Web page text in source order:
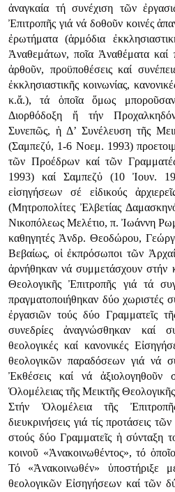
ἀναγκαία τή συνέχιση τῶν
Ἐπιτροπῆς γιά νά δοθοῦν κοινές
ἐρωτήματα (ἁρμόδια
Ἀναθεμάτων, ποῖα Ἀναθέματα
ἀρθοῦν, προϋποθέσεις καί
ἐκκλησιαστικῆς κοινωνίας,
κ.ἄ.), τά ὁποῖα ὅμως
Διορθόδοξη ἤ τήν
Συνεπῶς, ἡ Δ’ Συνέλευση τῆς
(Σαμπεζύ, 1-6 Νοεμ. 1993)
τῶν Προέδρων καί τῶν
1993) καί Σαμπεζὐ (10 Ἰουν.
εἰσηγήσεων σέ εἰδικούς
(Μητροπολίτες Ἐλβετίας
Νικοπόλεως Μελέτιο, π. Ἰωάννη
καθηγητές Ἀνδρ. Θεοδώρου,
Βεβαίως, οἱ ἐκπρόσωποι τῶν
ἀρνήθηκαν νά συμμετάσχουν στήν
Θεολογικῆς Ἐπιτροπῆς γιά τά
πραγματοποιήθηκαν δύο χωριστές
ἐργασιῶν τούς δύο Γραμματεῖς
συνεδρίες ἀναγνώσθηκαν καί
θεολογικές καί κανονικές
θεολογικῶν παραδόσεων γιά νά
Ἐκθέσεις καί νά ἀξιολογηθοῦν
Ὁλομέλειας τῆς Μεικτῆς
Στήν Ὁλομέλεια τῆς
διευκρινήσεις γιά τίς προτάσεις
στούς δύο Γραμματεῖς ἡ σύνταξη
κοινοῦ «Ἁνακοινωθέντος», τό
Τό «Ἀνακοινωθέν» ὑποστήριξε
θεολογικῶν Εἰσηγήσεων καί τῶν